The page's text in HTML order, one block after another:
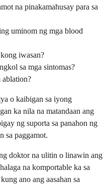
na pinakamahusay para sa
uminom ng mga blood
iwasan?
sa mga sintomas?
ablation?
o kaibigan sa iyong
ka nila na matandaan ang
ng suporta sa panahon ng
sa paggamot.
doktor na ulitin o linawin ang
na komportable ka sa
ano ang aasahan sa